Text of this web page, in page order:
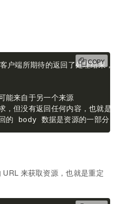
的 body 数据是资源的一部分
COPY
来获取资源，也就是重定